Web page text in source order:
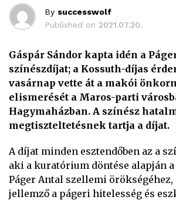
By successwolf
Published on 2021.07.20.
Gáspár Sándor kapta idén a
színészdíjat; a Kossuth-díjas
vasárnap vette át a makói
elismerését a Maros-parti
Hagymaházban. A színész
megtiszteltetésnek tartja a díjat.
A díjat minden esztendőben az a
aki a kuratórium döntése alapján a
Páger Antal szellemi örökségéhez,
jellemző a págeri hitelesség és